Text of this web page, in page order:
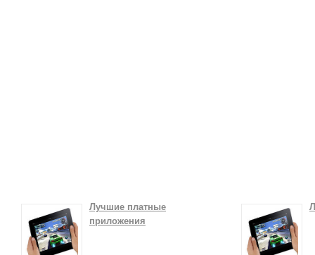
Лучшие платные
приложения